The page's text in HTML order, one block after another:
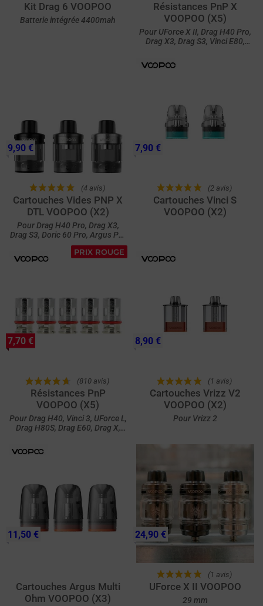
Kit Drag 6 VOOPOO
Batterie intégrée 4400mah
Résistances PnP X
VOOPOO (X5)
Pour UForce X II, Drag H40 Pro,
Drag X3, Drag S3, Vinci E80,
Argus Pro 2, Drag S2, Drag X2,
(4 avis)
Cartouches Vides PNP X
DTL VOOPOO (X2)
Pour Drag H40 Pro, Drag X3,
Drag S3, Doric 60 Pro, Argus Pro
2, Drag S2 et Drag X2
9,90 €
(2 avis)
Cartouches Vinci S
VOOPOO (X2)
7,90 €
PRIX ROUGE
(810 avis)
Résistances PnP
VOOPOO (X5)
Pour Drag H40, Vinci 3, UForce L,
Drag H80S, Drag E60, Drag X,
7,70 €
(1 avis)
Cartouches Vrizz V2
VOOPOO (X2)
Pour Vrizz 2
8,90 €
Cartouches Argus Multi
Ohm VOOPOO (X3)
11,50 €
(1 avis)
UForce X II VOOPOO
29 mm
24,90 €